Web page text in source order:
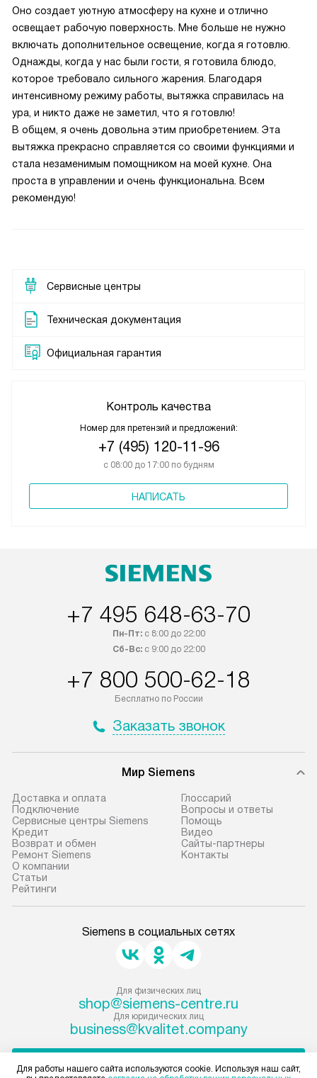
Оно создает уютную атмосферу на кухне и отлично
освещает рабочую поверхность. Мне больше не нужно
включать дополнительное освещение, когда я готовлю.
Однажды, когда у нас были гости, я готовила блюдо,
которое требовало сильного жарения. Благодаря
интенсивному режиму работы, вытяжка справилась на
ура, и никто даже не заметил, что я готовлю!
В общем, я очень довольна этим приобретением. Эта
вытяжка прекрасно справляется со своими функциями и
стала незаменимым помощником на моей кухне. Она
проста в управлении и очень функциональна. Всем
рекомендую!
Сервисные центры
Техническая документация
Официальная гарантия
Контроль качества
Номер для претензий и предложений:
+7 (495) 120-11-96
с 08:00 до 17:00 по будням
НАПИСАТЬ
+7 495 648-63-70
Пн-Пт:с 8:00 до 22:00
Сб-Вс:с 9:00 до 22:00
+7 800 500-62-18
Бесплатно по России
Заказать звонок
Мир Siemens
Доставка и оплата
Подключение
Сервисные центры Siemens
Кредит
Возврат и обмен
Ремонт Siemens
О компании
Статьи
Рейтинги
Глоссарий
Вопросы и ответы
Помощь
Видео
Сайты-партнеры
Контакты
Siemens в социальных сетях
Для физических лиц
shop@siemens-centre.ru
Для юридических лиц
business@kvalitet.company
Для работы нашего сайта используются cookie. Используя наш сайт,